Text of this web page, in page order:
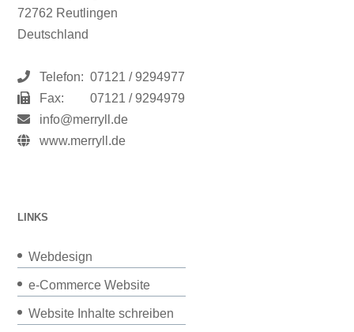
72762 Reutlingen
Deutschland
Telefon: 07121 / 9294977
Fax:
07121 / 9294979
info@merryll.de
www.merryll.de
LINKS
Webdesign
e-Commerce Website
Website Inhalte schreiben